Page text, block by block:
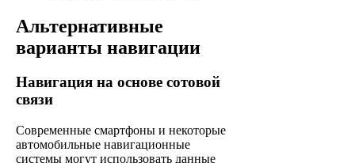
Альтернативные
варианты навигации
Навигация на основе сотовой
связи
Современные смартфоны и некоторые
автомобильные навигационные
системы могут использовать данные